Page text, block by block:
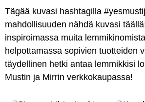
Tägää kuvasi hashtagilla
mahdollisuuden nähdä kuvasi
inspiroimassa muita
helpottamassa sopivien tuotteiden
täydellinen hetki antaa lemmikkisi
Mustin ja Mirrin verkkokaupassa!